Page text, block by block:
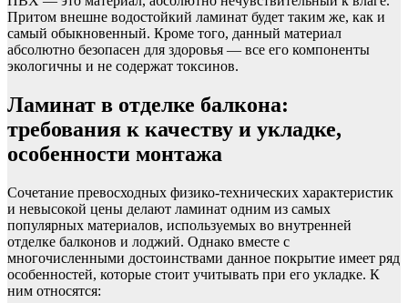
Притом внешне водостойкий ламинат будет таким же, как и
самый обыкновенный. Кроме того, данный материал
абсолютно безопасен для здоровья — все его компоненты
экологичны и не содержат токсинов.
Ламинат в отделке балкона:
требования к качеству и укладке,
особенности монтажа
Сочетание превосходных физико-технических характеристик
и невысокой цены делают ламинат одним из самых
популярных материалов, используемых во внутренней
отделке балконов и лоджий. Однако вместе с
многочисленными достоинствами данное покрытие имеет ряд
особенностей, которые стоит учитывать при его укладке. К
ним относятся: